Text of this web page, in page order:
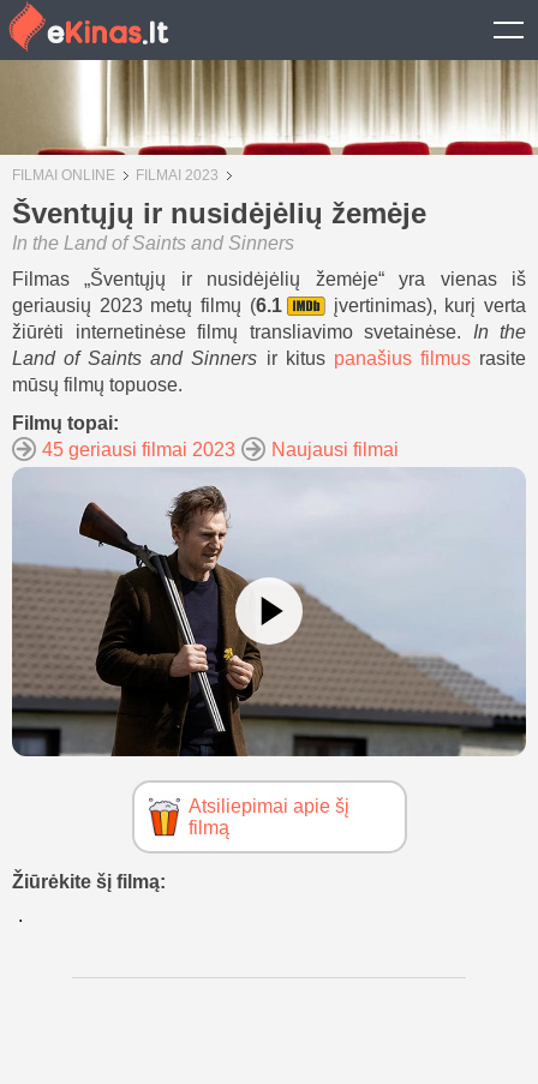
FILMAI ONLINE FILMAI 2023
Šventųjų ir nusidėjėlių žemėje
In the Land of Saints and Sinners
Filmas „Šventųjų ir nusidėjėlių žemėje“ yra vienas iš
geriausių 2023 metų filmų (6.1
įvertinimas), kurį verta
žiūrėti internetinėse filmų transliavimo svetainėse. In the
Land of Saints and Sinners ir kitus panašius filmusrasite
mūsų filmų topuose.
Filmų topai:
45 geriausi filmai 2023
Naujausi filmai
Atsiliepimai apie šį
filmą
Žiūrėkite šį filmą: